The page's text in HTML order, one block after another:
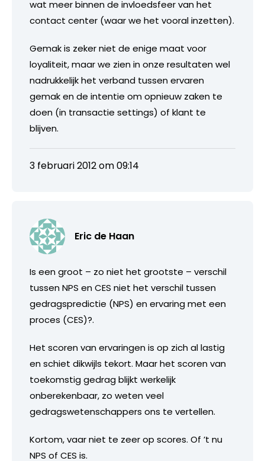
wat meer binnen de invloedsfeer van het
contact center (waar we het vooral inzetten).
Gemak is zeker niet de enige maat voor
loyaliteit, maar we zien in onze resultaten wel
nadrukkelijk het verband tussen ervaren
gemak en de intentie om opnieuw zaken te
doen (in transactie settings) of klant te
blijven.
3 februari 2012 om 09:14
Eric de Haan
Is een groot – zo niet het grootste – verschil
tussen NPS en CES niet het verschil tussen
gedragspredictie (NPS) en ervaring met een
proces (CES)?.
Het scoren van ervaringen is op zich al lastig
en schiet dikwijls tekort. Maar het scoren van
toekomstig gedrag blijkt werkelijk
onberekenbaar, zo weten veel
gedragswetenschappers ons te vertellen.
Kortom, vaar niet te zeer op scores. Of ’t nu
NPS of CES is.